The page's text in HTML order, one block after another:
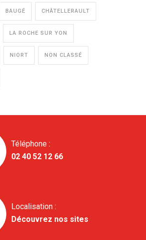
BAUGÉ CHÂTELLERAULT
LA ROCHE SUR YON
NIORT NON CLASSÉ
Téléphone :
02 40 52 12 66
Localisation :
Découvrez nos sites